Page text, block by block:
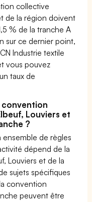
collective
de la région doivent
% de la tranche A
sur ce dernier point,
Industrie textile
vous pouvez
taux de
Louviers et
?
de règles
dépend de la
Louviers et de la
sujets spécifiques
convention
peuvent être